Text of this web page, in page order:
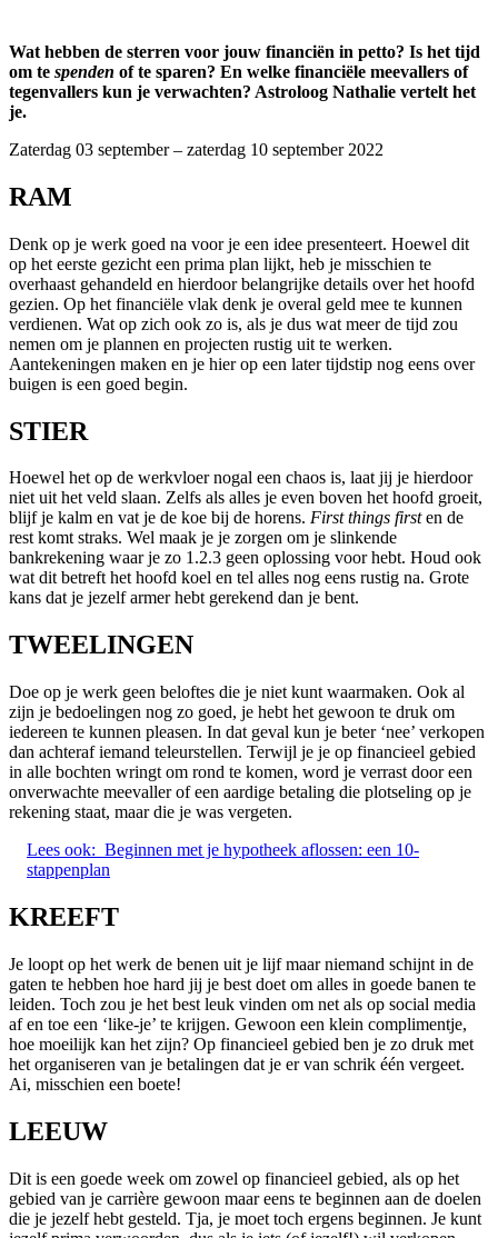
Wat hebben de sterren voor jouw financiën in petto? Is het tijd
om te spenden of te sparen? En welke financiële meevallers of
tegenvallers kun je verwachten? Astroloog Nathalie vertelt het
je.
Zaterdag 03 september – zaterdag 10 september 2022
RAM
Denk op je werk goed na voor je een idee presenteert. Hoewel dit
op het eerste gezicht een prima plan lijkt, heb je misschien te
overhaast gehandeld en hierdoor belangrijke details over het hoofd
gezien. Op het financiële vlak denk je overal geld mee te kunnen
verdienen. Wat op zich ook zo is, als je dus wat meer de tijd zou
nemen om je plannen en projecten rustig uit te werken.
Aantekeningen maken en je hier op een later tijdstip nog eens over
buigen is een goed begin.
STIER
Hoewel het op de werkvloer nogal een chaos is, laat jij je hierdoor
niet uit het veld slaan. Zelfs als alles je even boven het hoofd groeit,
blijf je kalm en vat je de koe bij de horens. First things firsten de
rest komt straks. Wel maak je je zorgen om je slinkende
bankrekening waar je zo 1.2.3 geen oplossing voor hebt. Houd ook
wat dit betreft het hoofd koel en tel alles nog eens rustig na. Grote
kans dat je jezelf armer hebt gerekend dan je bent.
TWEELINGEN
Doe op je werk geen beloftes die je niet kunt waarmaken. Ook al
zijn je bedoelingen nog zo goed, je hebt het gewoon te druk om
iedereen te kunnen pleasen. In dat geval kun je beter ‘nee’ verkopen
dan achteraf iemand teleurstellen. Terwijl je je op financieel gebied
in alle bochten wringt om rond te komen, word je verrast door een
onverwachte meevaller of een aardige betaling die plotseling op je
rekening staat, maar die je was vergeten.
Lees ook: Beginnen met je hypotheek aflossen: een 10-
stappenplan
KREEFT
Je loopt op het werk de benen uit je lijf maar niemand schijnt in de
gaten te hebben hoe hard jij je best doet om alles in goede banen te
leiden. Toch zou je het best leuk vinden om net als op social media
af en toe een ‘like-je’ te krijgen. Gewoon een klein complimentje,
hoe moeilijk kan het zijn? Op financieel gebied ben je zo druk met
het organiseren van je betalingen dat je er van schrik één vergeet.
Ai, misschien een boete!
LEEUW
Dit is een goede week om zowel op financieel gebied, als op het
gebied van je carrière gewoon maar eens te beginnen aan de doelen
die je jezelf hebt gesteld. Tja, je moet toch ergens beginnen. Je kunt